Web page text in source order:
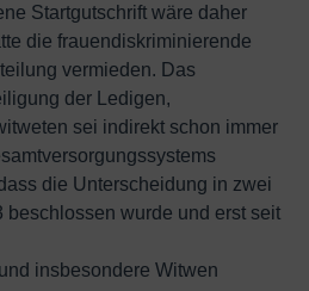
Startgutschrift wäre daher
die frauendiskriminierende
vermieden. Das
der Ledigen,
sei indirekt schon immer
die Unterscheidung in zwei
beschlossen wurde und erst seit
insbesondere Witwen